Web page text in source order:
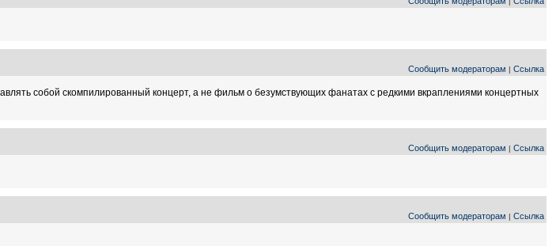
Сообщить модераторам | Ссылка
собой скомпилированный концерт, а не фильм о безумствующих фанатах с редкими вкраплениями концертных
Сообщить модераторам | Ссылка
Сообщить модераторам | Ссылка